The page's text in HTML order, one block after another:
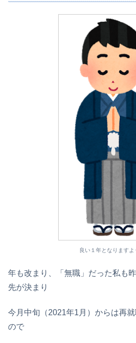
良い１年となりますよ
年も改まり、「無職」だった私も
先が決まり
今月中旬（2021年1月）からは再
ので